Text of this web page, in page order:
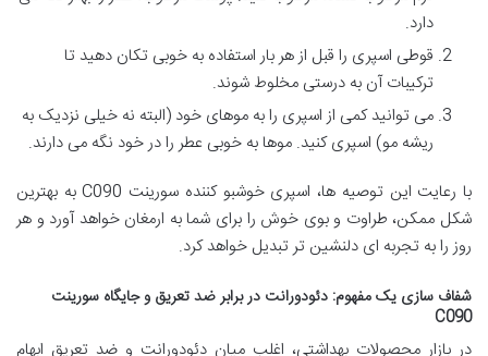
دارد.
قوطی اسپری را قبل از هر بار استفاده به خوبی تکان دهید تا
ترکیبات آن به درستی مخلوط شوند.
می توانید کمی از اسپری را به موهای خود (البته نه خیلی نزدیک به
ریشه مو) اسپری کنید. موها به خوبی عطر را در خود نگه می دارند.
با رعایت این توصیه ها، اسپری خوشبو کننده سورینت C090 به بهترین
شکل ممکن، طراوت و بوی خوش را برای شما به ارمغان خواهد آورد و هر
روز را به تجربه ای دلنشین تر تبدیل خواهد کرد.
شفاف سازی یک مفهوم: دئودورانت در برابر ضد تعریق و جایگاه سورینت
C090
در بازار محصولات بهداشتی، اغلب میان دئودورانت و ضد تعریق ابهام